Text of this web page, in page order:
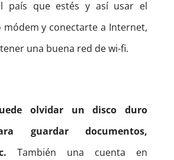
país que estés y así usar el
y conectarte a Internet,
una buena red de wi-fi.
olvidar un disco duro
guardar documentos,
También una cuenta en